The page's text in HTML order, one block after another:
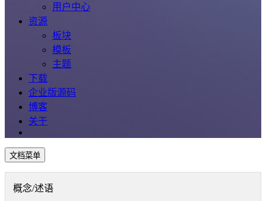
用户中心
资源
板块
模板
主题
下载
企业版源码
博客
关于
文档菜单
概念/述语